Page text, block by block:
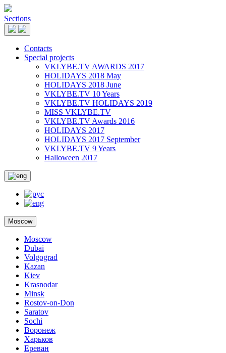
Sections
Contacts
Special projects
VKLYBE.TV AWARDS 2017
HOLIDAYS 2018 May
HOLIDAYS 2018 June
VKLYBE.TV 10 Years
VKLYBE.TV HOLIDAYS 2019
MISS VKLYBE.TV
VKLYBE.TV Awards 2016
HOLIDAYS 2017
HOLIDAYS 2017 September
VKLYBE.TV 9 Years
Halloween 2017
Moscow
Moscow
Dubai
Volgograd
Kazan
Kiev
Krasnodar
Minsk
Rostov-on-Don
Saratov
Sochi
Воронеж
Харьков
Ереван